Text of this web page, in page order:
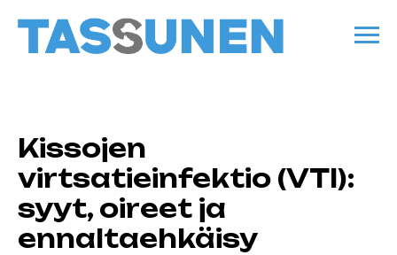
Kissojen
virtsatieinfektio (VTI):
syyt, oireet ja
ennaltaehkäisy